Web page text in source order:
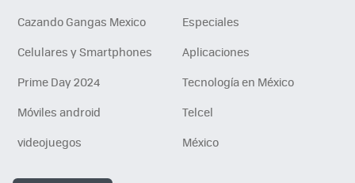
Cazando Gangas Mexico
Especiales
Celulares y Smartphones
Aplicaciones
Prime Day 2024
Tecnología en México
Móviles android
Telcel
videojuegos
México